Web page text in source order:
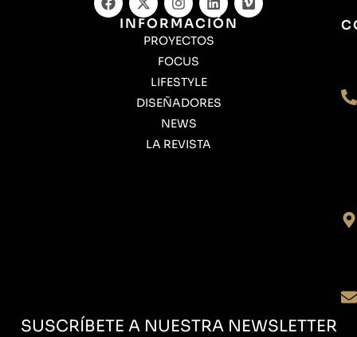
INFORMACIÓN
PROYECTOS
FOCUS
LIFESTYLE
DISEÑADORES
NEWS
LA REVISTA
SUSCRÍBETE A NUESTRA NEWSLETTER